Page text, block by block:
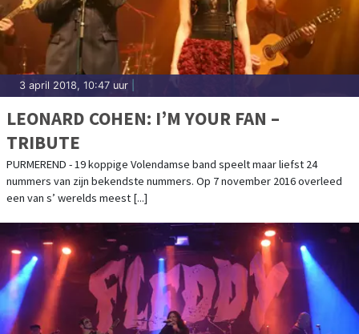
3 april 2018, 10:47 uur
LEONARD COHEN: I’M YOUR FAN –
TRIBUTE
PURMEREND - 19 koppige Volendamse band speelt maar liefst 24
nummers van zijn bekendste nummers. Op 7 november 2016 overleed
een van s’ werelds meest [...]